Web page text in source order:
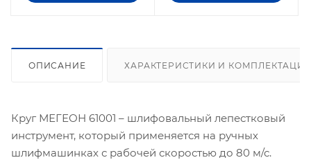
ОПИСАНИЕ ХАРАКТЕРИСТИКИ И КОМПЛЕКТАЦИЯ
Круг МЕГЕОН 61001 – шлифовальный лепестковый
инструмент, который применяется на ручных
шлифмашинках с рабочей скоростью до 80 м/с.